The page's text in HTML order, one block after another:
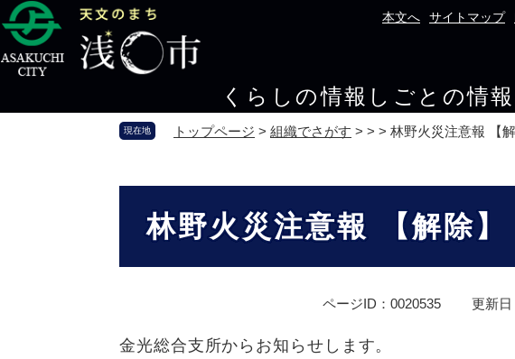
ペ
ー
ジ
メ
ニ
ュ
本文へ サイトマップ
くらしの情報 しごとの情報
現在地 トップページ > 組織でさがす > > > 林野火災注意報 【
林野火災注意報 【解除】
ページID：0020535 更新日
金光総合支所からお知らせします。